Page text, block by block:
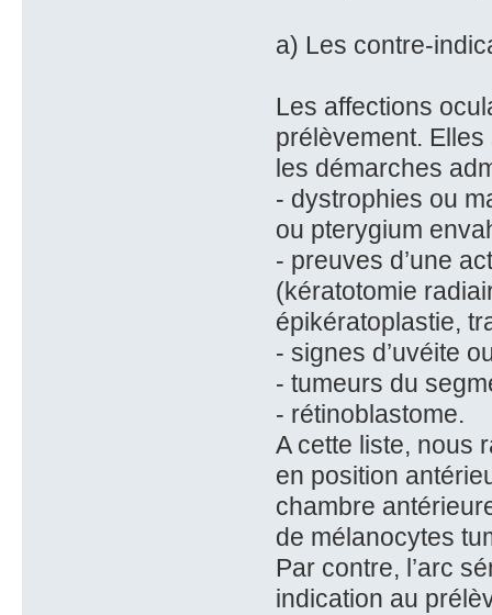
a) Les contre-
Les affections
prélèvement.
les démarches
- dystrophies ou
ou pterygium
- preuves d’une
(kératotomie
épikératoplastie,
- signes d’uvéite
- tumeurs du
- rétinoblastome.
A cette liste, nous
en position
chambre
de mélanocytes
Par contre, l’arc
indication au